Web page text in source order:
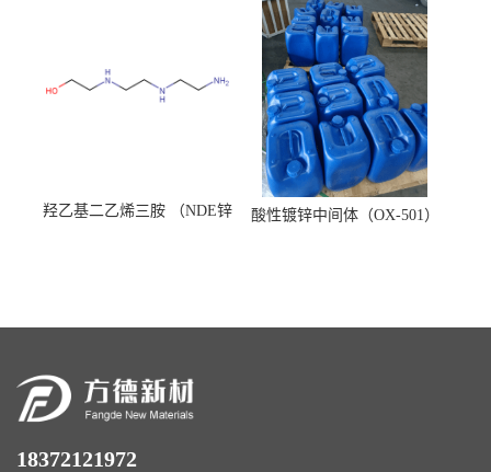
羟乙基二乙烯三胺 （NDE锌
酸性镀锌中间体（OX-501）
18372121972